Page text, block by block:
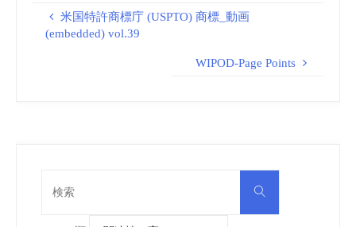
米国特許商標庁 (USPTO) 商標_動画
(embedded) vol.39
WIPOD-Page Points
検